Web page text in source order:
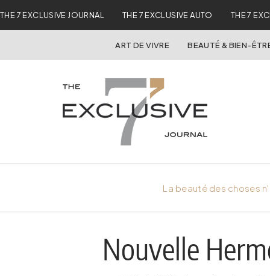
THE 7 EXCLUSIVE JOURNAL THE 7 EXCLUSIVE AUTO THE 7
ART DE VIVRE BEAUTÉ & BIEN-
La beauté des choses
Nouvelle